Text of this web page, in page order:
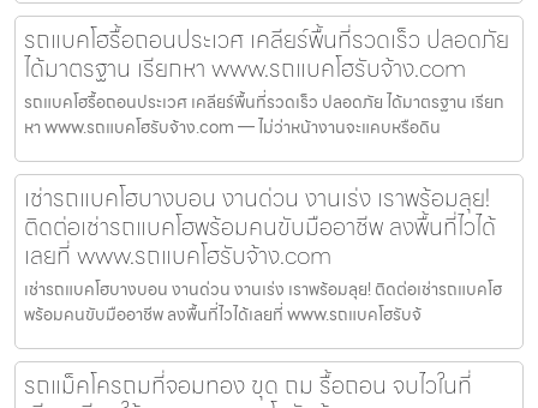
รถแบคโฮรื้อถอนประเวศ เคลียร์พื้นที่รวดเร็ว ปลอดภัย
ได้มาตรฐาน เรียกหา www.รถแบคโฮรับจ้าง.com
รถแบคโฮรื้อถอนประเวศ เคลียร์พื้นที่รวดเร็ว ปลอดภัย ได้มาตรฐาน เรียก
หา www.รถแบคโฮรับจ้าง.com — ไม่ว่าหน้างานจะแคบหรือดิน
เช่ารถแบคโฮบางบอน งานด่วน งานเร่ง เราพร้อมลุย!
ติดต่อเช่ารถแบคโฮพร้อมคนขับมืออาชีพ ลงพื้นที่ไวได้
เลยที่ www.รถแบคโฮรับจ้าง.com
เช่ารถแบคโฮบางบอน งานด่วน งานเร่ง เราพร้อมลุย! ติดต่อเช่ารถแบคโฮ
พร้อมคนขับมืออาชีพ ลงพื้นที่ไวได้เลยที่ www.รถแบคโฮรับจ้
รถแม็คโครถมที่จอมทอง ขุด ถม รื้อถอน จบไวในที่